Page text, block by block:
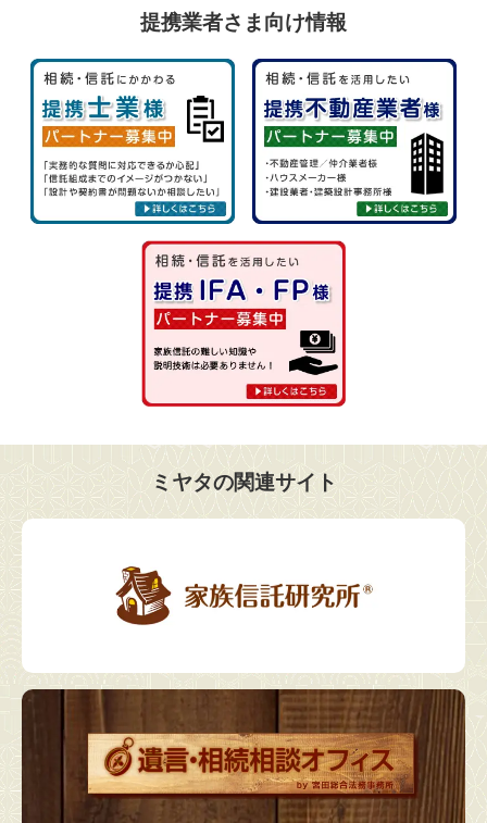
提携業者さま向け情報
ミヤタの関連サイト